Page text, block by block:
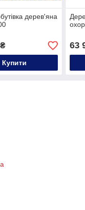
дерев'яна
Купити
63